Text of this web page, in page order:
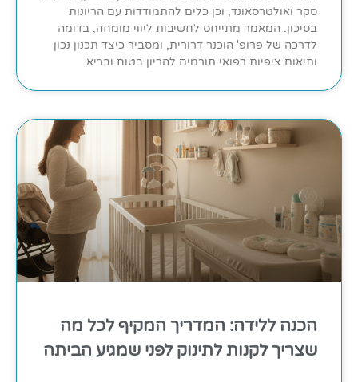
סקר ואולטרסאונד, וכן כלים להתמודדות עם הריונות
בסיכון. המאמר מתייחס לחשיבות ליווי מומחה, בדומה
לדרכה של פרופ' הוכנר דרורית, ומסביר כיצד תכנון נכון
ותיאום ציפיות רפואי תורמים להריון בטוח ובריא.
הכנה ללידה: המדריך המקיף לכל מה
שצריך לקנות לתינוק לפני שמגיע הביתה